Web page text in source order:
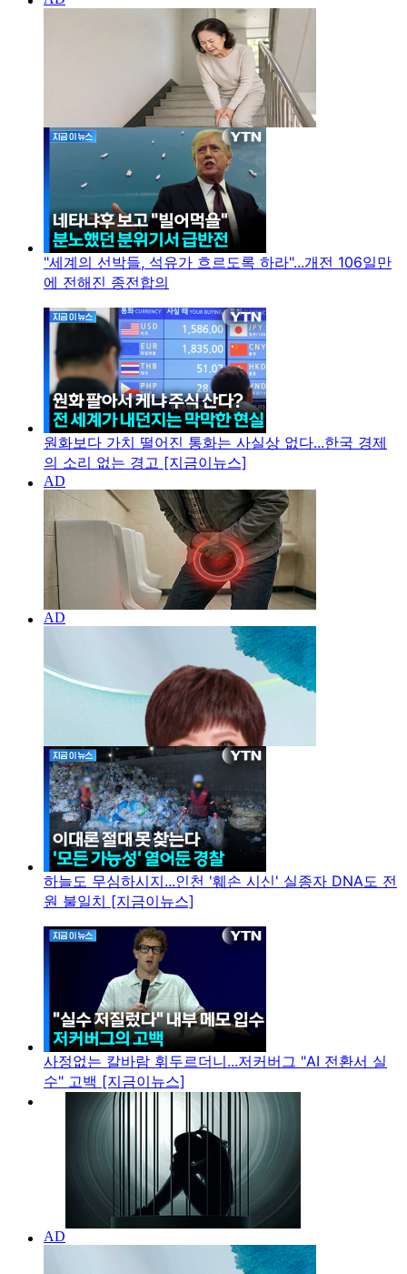
"세계의 선박들, 석유가 흐르도록 하라"...개전 106일만
에 전해진 종전합의
원화보다 가치 떨어진 통화는 사실상 없다...한국 경제
의 소리 없는 경고 [지금이뉴스]
하늘도 무심하시지...인천 '훼손 시신' 실종자 DNA도 전
원 불일치 [지금이뉴스]
사정없는 칼바람 휘두르더니...저커버그 "AI 전환서 실
수" 고백 [지금이뉴스]